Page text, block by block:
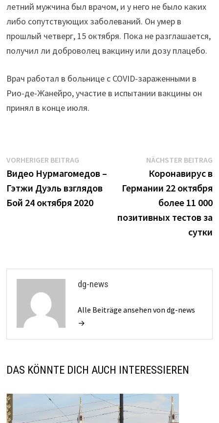
летний мужчина был врачом, и у него не было каких
либо сопутствующих заболеваний. Он умер в
прошлый четверг, 15 октября. Пока не разглашается,
получил ли доброволец вакцину или дозу плацебо.
Врач работал в больнице с COVID-зараженными в
Рио-де-Жанейро, участие в испытании вакцины он
принял в конце июля.
Beitrags-
Navigation
VORHERIGER BEITRAGVorheriger
Beitrag:
Видео Нурмагомедов –
Гэтжи Дуэль взглядов
Бой 24 октября 2020
NÄCHSTER BEITRAG
Коронавирус в
Германии 22 октября
более 11 000
позитивных тестов за
сутки
dg-news
Alle Beiträge ansehen von dg-news
→
DAS KÖNNTE DICH AUCH INTERESSIEREN